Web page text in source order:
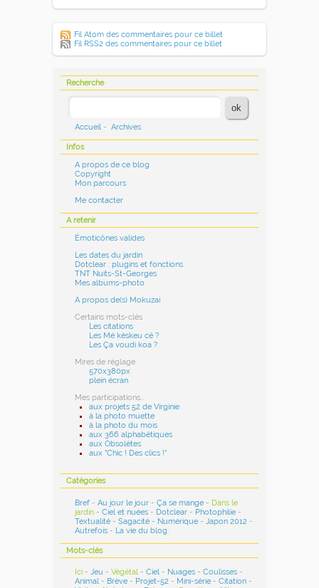
Fil Atom des commentaires pour ce billet
Fil RSS2 des commentaires pour ce billet
Recherche
Accueil - Archives
Infos
A propos de ce blog
Copyright
Mon parcours
Me contacter
A retenir
Émoticônes valides
Les dates du jardin
Dotclear : plugins et fonctions
TNT Nuits-St-Georges
Mes albums-photo
A propos de(s) Mokuzai
Certains mots-clés
Les citations
Les Mé késkeu cé ?
Les Ça voudi koa ?
Mires de réglage
570x380px
plein écran
Mes participations...
aux projets 52 de Virginie
à la photo muette
à la photo du mois
aux 366 alphabétiques
aux Obsolètes
aux "Chic ! Des clics !"
Catégories
Bref -Au jour le jour -Ça se mange - Dans le
jardin -Ciel et nuées - Dotclear - Photophilie -
Textualité -Sagacité - Numérique -Japon 2012 -
Autrefois - La vie du blog.
Mots-clés
Ici -Jeu -Végétal -Ciel - Nuages -Coulisses -
Animal - Brève - Projet-52 - Mini-série -Citation -